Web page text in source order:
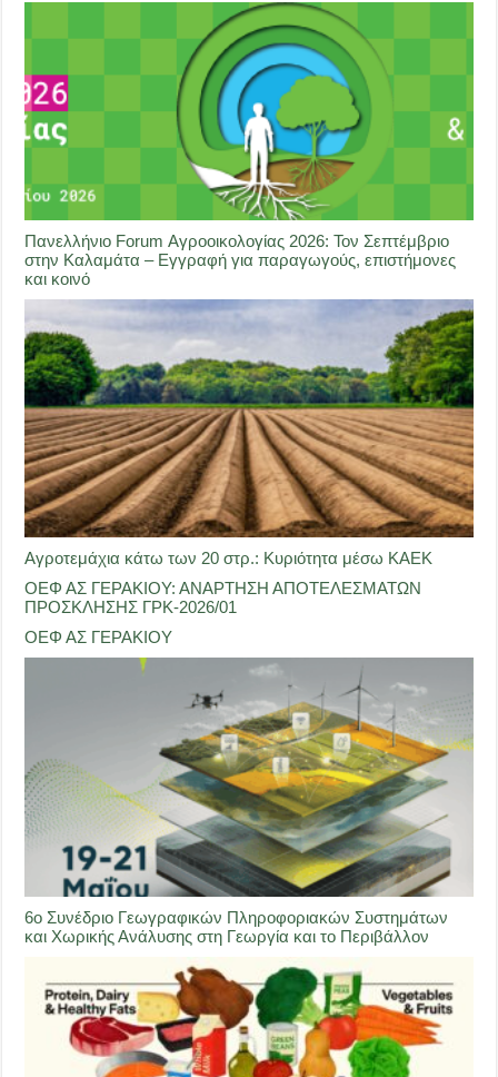
Πανελλήνιο Forum Αγροοικολογίας 2026: Τον Σεπτέμβριο
στην Καλαμάτα – Εγγραφή για παραγωγούς, επιστήμονες
και κοινό
Αγροτεμάχια κάτω των 20 στρ.: Κυριότητα μέσω ΚΑΕΚ
ΟΕΦ ΑΣ ΓΕΡΑΚΙΟΥ: ΑΝΑΡΤΗΣΗ ΑΠΟΤΕΛΕΣΜΑΤΩΝ
ΠΡΟΣΚΛΗΣΗΣ ΓΡΚ-2026/01
ΟΕΦ ΑΣ ΓΕΡΑΚΙΟΥ
6ο Συνέδριο Γεωγραφικών Πληροφοριακών Συστημάτων
και Χωρικής Ανάλυσης στη Γεωργία και το Περιβάλλον